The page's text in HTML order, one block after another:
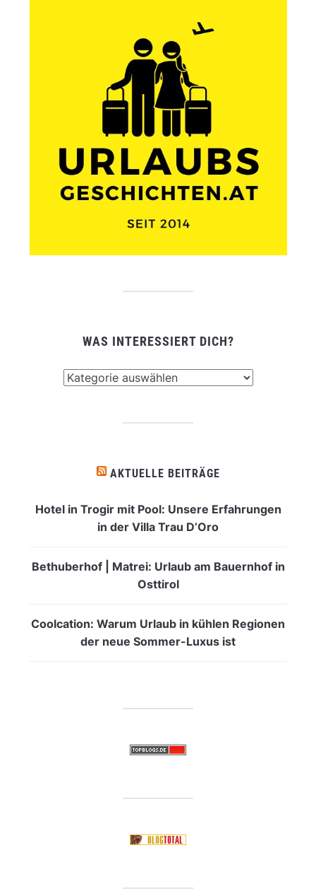
WAS INTERESSIERT DICH?
AKTUELLE BEITRÄGE
Hotel in Trogir mit Pool: Unsere Erfahrungen
in der Villa Trau D’Oro
Bethuberhof | Matrei: Urlaub am Bauernhof in
Osttirol
Coolcation: Warum Urlaub in kühlen Regionen
der neue Sommer-Luxus ist